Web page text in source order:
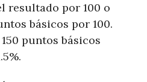
resultado por 100 o
básicos por 100.
puntos básicos